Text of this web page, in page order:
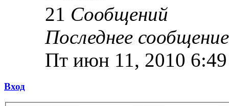
21 Сообщений
Последнее сообщение
Пт июн 11, 2010
Вход